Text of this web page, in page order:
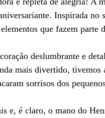
Inspirada no
que fazem parte
deslumbrante e
mais divertido, tivemos
sorrisos dos
e, é claro, o mano do